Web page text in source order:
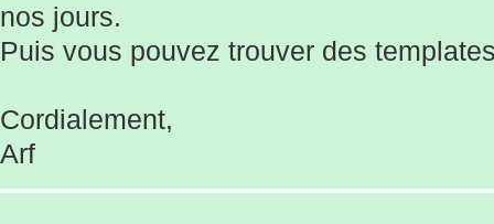
nos jours.
Puis vous pouvez trouver des
Cordialement,
Arf